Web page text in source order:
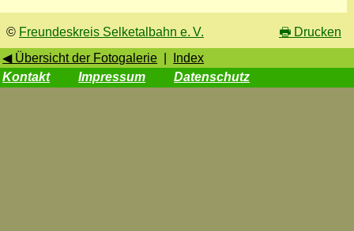
© Freundeskreis Selketalbahn e. V. 🖶 Drucken
◀ Übersicht der Fotogalerie
Index
Kontakt
Impressum Datenschutz